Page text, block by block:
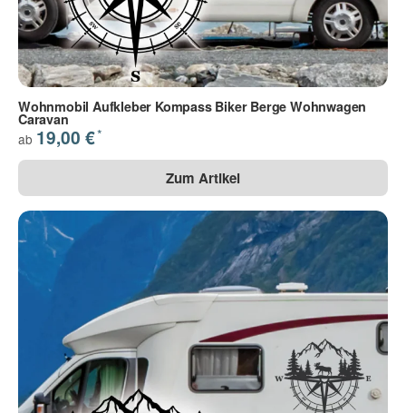
Wohnmobil Aufkleber Kompass Biker Berge Wohnwagen
Caravan
ab 19,00 €*
Zum Artikel